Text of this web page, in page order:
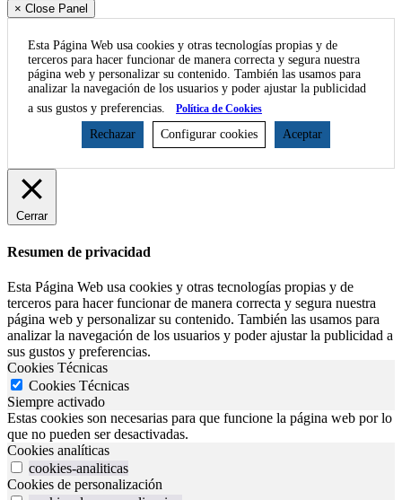
× Close Panel
Esta Página Web usa cookies y otras tecnologías propias y de
terceros para hacer funcionar de manera correcta y segura nuestra
página web y personalizar su contenido. También las usamos para
analizar la navegación de los usuarios y poder ajustar la publicidad
a sus gustos y preferencias.
Política de Cookies
Rechazar Configurar cookies Aceptar
Cerrar
Resumen de privacidad
Esta Página Web usa cookies y otras tecnologías propias y de
terceros para hacer funcionar de manera correcta y segura nuestra
página web y personalizar su contenido. También las usamos para
analizar la navegación de los usuarios y poder ajustar la publicidad a
sus gustos y preferencias.
Cookies Técnicas
Cookies Técnicas
Siempre activado
Estas cookies son necesarias para que funcione la página web por lo
que no pueden ser desactivadas.
Cookies analíticas
cookies-analiticas
Cookies de personalización